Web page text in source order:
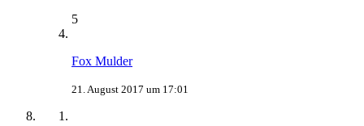
5
Fox Mulder
21. August 2017 um 17:01